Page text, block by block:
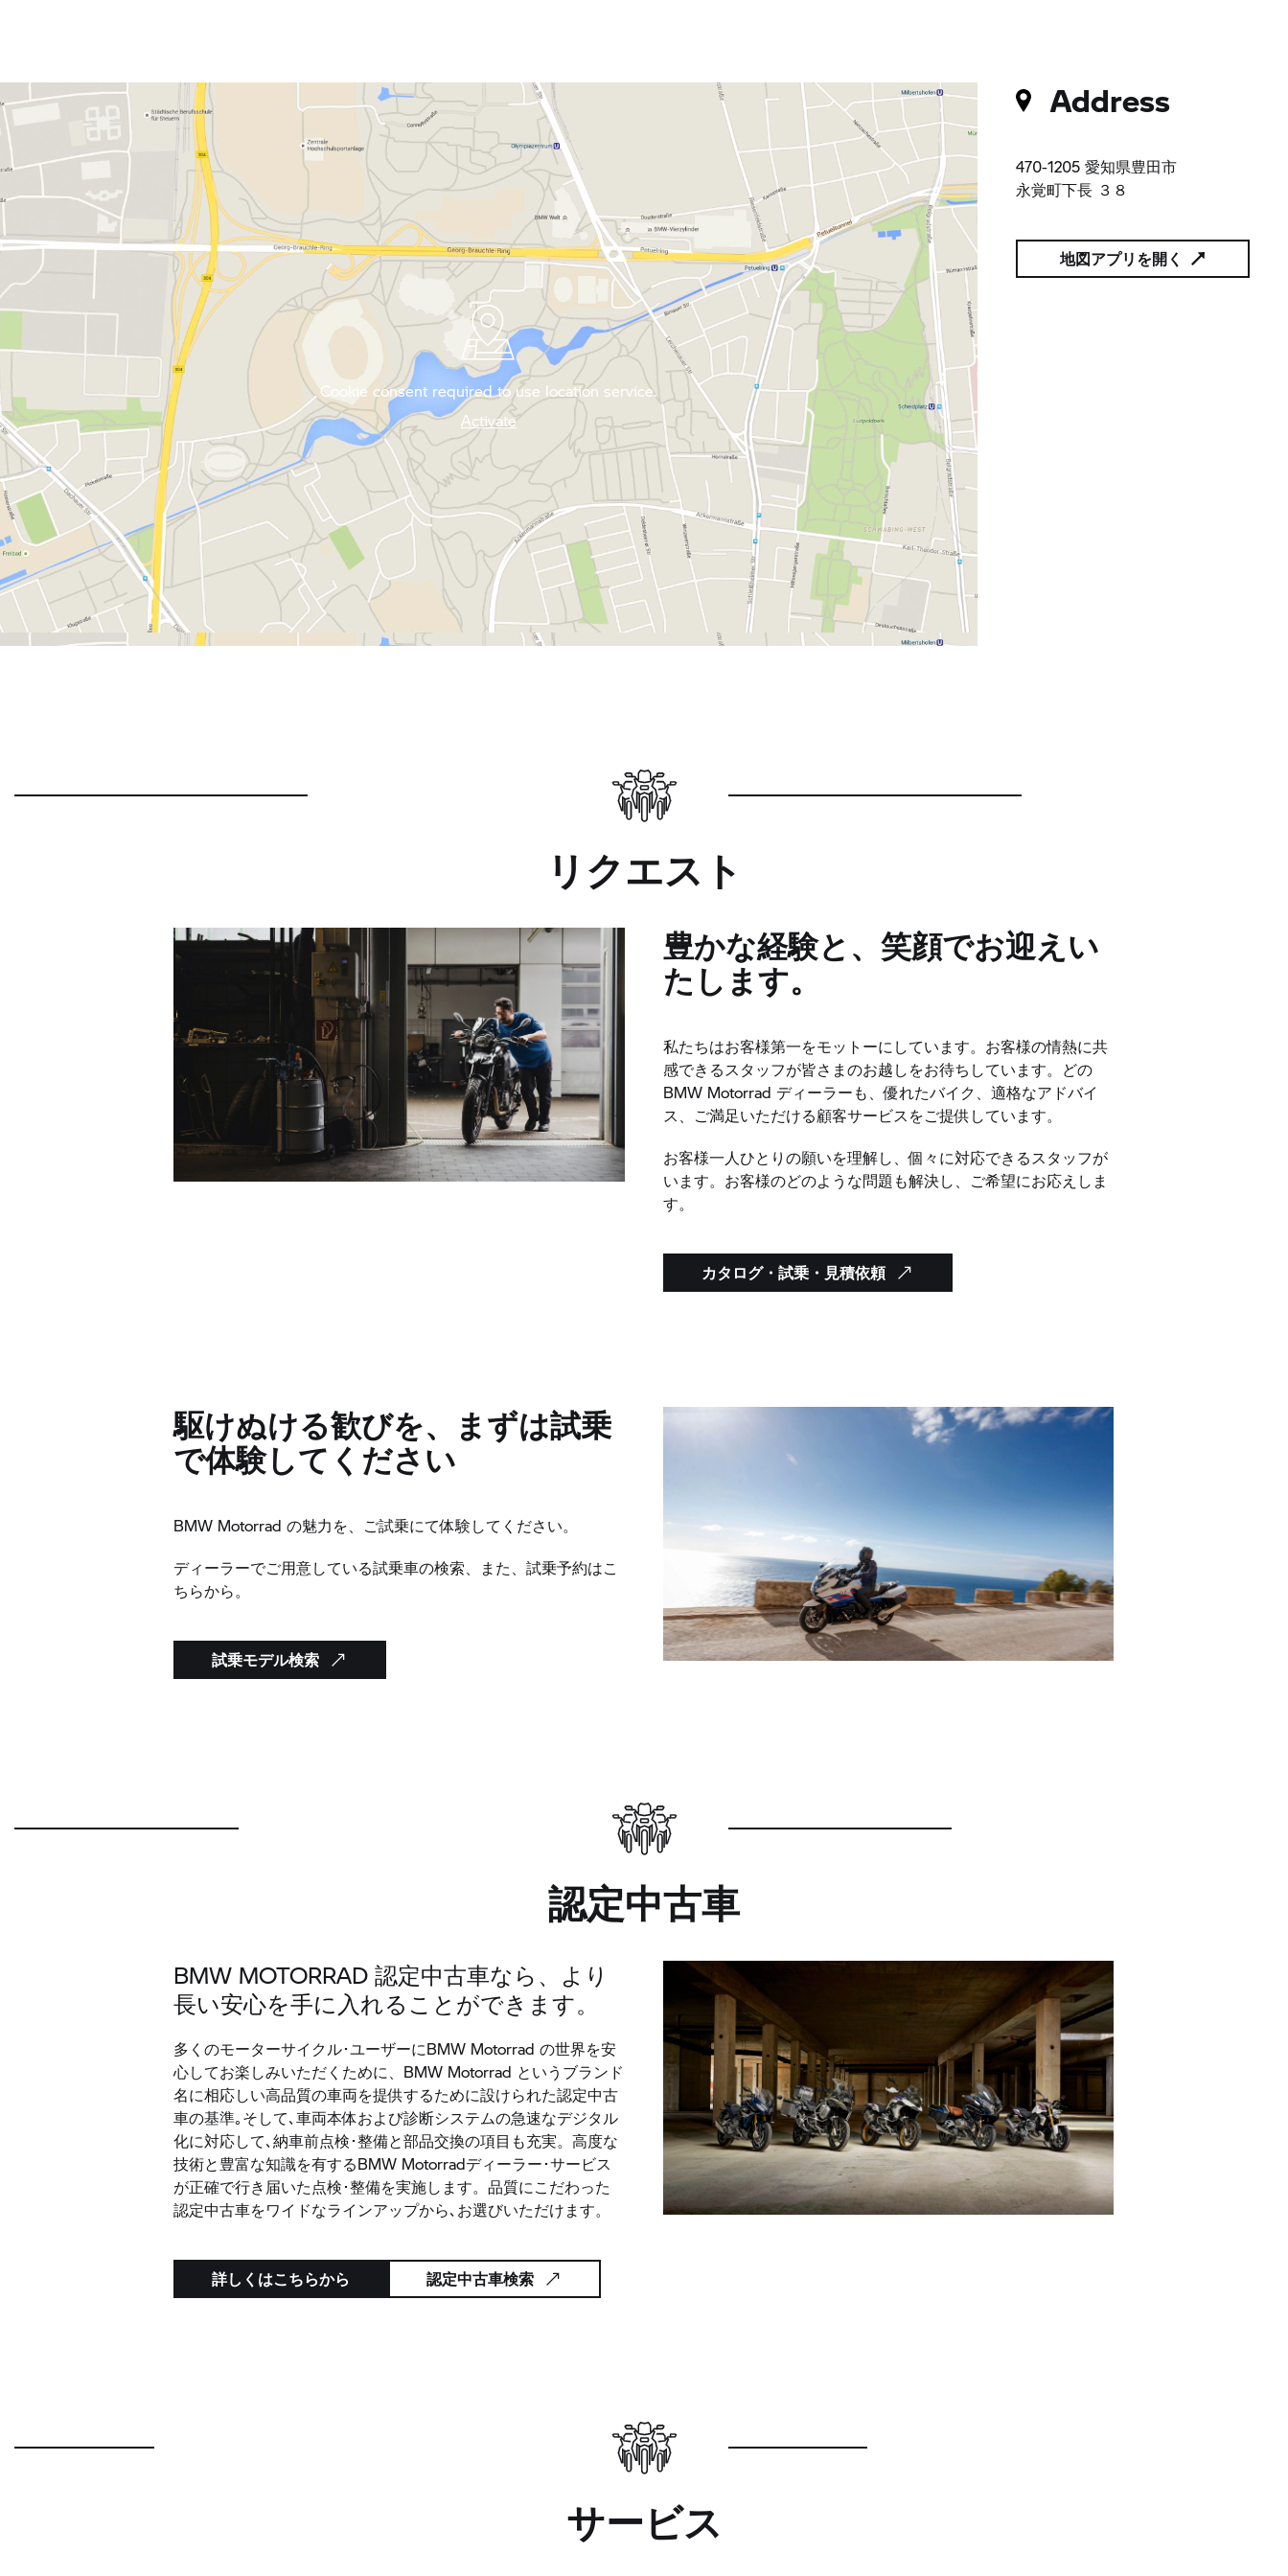
Address
470-1205 愛知県豊田市
永覚町下長 ３８
地図アプリを開く
Cookie consent required to use location service.
Activate
リクエスト
豊かな経験と、笑顔でお迎えい
たします。
私たちはお客様第一をモットーにしています。お客様の情熱に共
感できるスタッフが皆さまのお越しをお待ちしています。どの
BMW Motorrad ディーラーも、優れたバイク、適格なアドバイ
ス、ご満足いただける顧客サービスをご提供しています。
お客様一人ひとりの願いを理解し、個々に対応できるスタッフが
います。お客様のどのような問題も解決し、ご希望にお応えしま
す。
カタログ・試乗・見積依頼
駆けぬける歓びを、まずは試乗
で体験してください
BMW Motorrad の魅力を、ご試乗にて体験してください。
ディーラーでご用意している試乗車の検索、また、試乗予約はこ
ちらから。
試乗モデル検索
認定中古車
BMW MOTORRAD 認定中古車なら、より
長い安心を手に入れることができます。
多くのモーターサイクル･ユーザーにBMW Motorrad の世界を安
心してお楽しみいただくために、BMW Motorrad というブランド
名に相応しい高品質の車両を提供するために設けられた認定中古
車の基準｡そして､車両本体および診断システムの急速なデジタル
化に対応して､納車前点検･整備と部品交換の項目も充実。高度な
技術と豊富な知識を有するBMW Motorradディーラー･サービス
が正確で行き届いた点検･整備を実施します。品質にこだわった
認定中古車をワイドなラインアップから､お選びいただけます。
詳しくはこちらから 認定中古車検索
サービス